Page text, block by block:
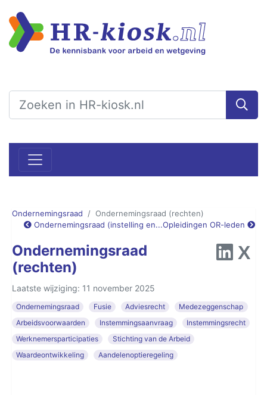
Ondernemingsraad
Ondernemingsraad (rechten)
Ondernemingsraad (instelling en...Opleidingen OR-leden
Ondernemingsraad
(rechten)
Laatste wijziging: 11 november 2025
Ondernemingsraad Fusie Adviesrecht
Medezeggenschap
Arbeidsvoorwaarden
Instemmingsaanvraag
Instemmingsrecht
Werknemersparticipaties
Stichting van de Arbeid
Waardeontwikkeling
Aandelenoptieregeling